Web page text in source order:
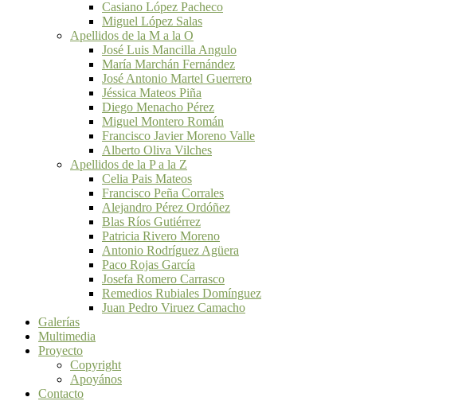
Casiano López Pacheco
Miguel López Salas
Apellidos de la M a la O
José Luis Mancilla Angulo
María Marchán Fernández
José Antonio Martel Guerrero
Jéssica Mateos Piña
Diego Menacho Pérez
Miguel Montero Román
Francisco Javier Moreno Valle
Alberto Oliva Vilches
Apellidos de la P a la Z
Celia Pais Mateos
Francisco Peña Corrales
Alejandro Pérez Ordóñez
Blas Ríos Gutiérrez
Patricia Rivero Moreno
Antonio Rodríguez Agüera
Paco Rojas García
Josefa Romero Carrasco
Remedios Rubiales Domínguez
Juan Pedro Viruez Camacho
Galerías
Multimedia
Proyecto
Copyright
Apoyános
Contacto